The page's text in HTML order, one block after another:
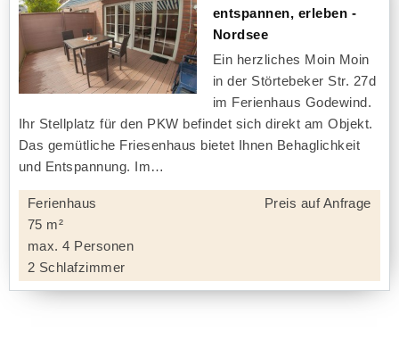
entspannen, erleben -
Nordsee
Ein herzliches Moin Moin
in der Störtebeker Str. 27d
im Ferienhaus Godewind.
Ihr Stellplatz für den PKW befindet sich direkt am Objekt.
Das gemütliche Friesenhaus bietet Ihnen Behaglichkeit
und Entspannung. Im
Ferienhaus
75 m²
max. 4 Personen
2 Schlafzimmer
Preis auf Anfrage